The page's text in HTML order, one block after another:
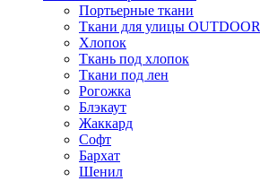
Портьерные ткани
Ткани для улицы OUTDOOR
Хлопок
Ткань под хлопок
Ткани под лен
Рогожка
Блэкаут
Жаккард
Софт
Бархат
Шенил